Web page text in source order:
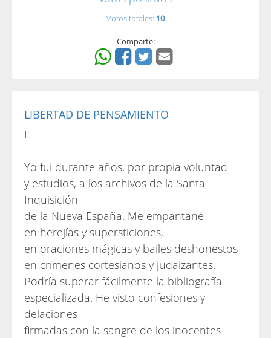
Votos totales: 10
Comparte:
LIBERTAD DE PENSAMIENTO
I
Yo fui durante años, por propia voluntad
y estudios, a los archivos de la Santa
Inquisición
de la Nueva España. Me empantané
en herejías y supersticiones,
en oraciones mágicas y bailes deshonestos
en crímenes cortesianos y judaizantes.
Podría superar fácilmente la bibliografía
especializada. He visto confesiones y
delaciones
firmadas con la sangre de los inocentes